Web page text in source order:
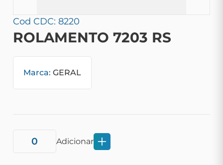
Cod CDC: 8220
ROLAMENTO 7203 RS
Marca: GERAL
Adicionar